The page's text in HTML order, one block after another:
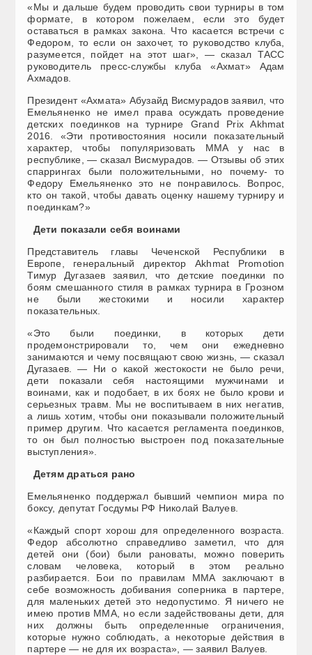
«Мы и дальше будем проводить свои турниры в том
формате, в котором пожелаем, если это будет
оставаться в рамках закона. Что касается встречи с
Федором, то если он захочет, то руководство клуба,
разумеется, пойдет на этот шаг», — сказал ТАСС
руководитель пресс-службы клуба «Ахмат» Адам
Ахмадов.
Президент «Ахмата» Абузайд Висмурадов заявил, что
Емельяненко не имел права осуждать проведение
детских поединков на турнире Grand Prix Akhmat
2016. «Эти противостояния носили показательный
характер, чтобы популяризовать ММА у нас в
республике, — сказал Висмурадов. — Отзывы об этих
спаррингах были положительными, но почему- то
Федору Емельяненко это не понравилось. Вопрос,
кто он такой, чтобы давать оценку нашему турниру и
поединкам?»
Дети показали себя воинами
Представитель главы Чеченской Республики в
Европе, генеральный директор Akhmat Promotion
Тимур Дугазаев заявил, что детские поединки по
боям смешанного стиля в рамках турнира в Грозном
не были жестокими и носили характер
показательных.
«Это были поединки, в которых дети
продемонстрировали то, чем они ежедневно
занимаются и чему посвящают свою жизнь, — сказал
Дугазаев. — Ни о какой жестокости не было речи,
дети показали себя настоящими мужчинами и
воинами, как и подобает, в их боях не было крови и
серьезных травм. Мы не воспитываем в них негатив,
а лишь хотим, чтобы они показывали положительный
пример другим. Что касается регламента поединков,
то он был полностью выстроен под показательные
выступления».
Детям драться рано
Емельяненко поддержал бывший чемпион мира по
боксу, депутат Госдумы РФ Николай Валуев.
«Каждый спорт хорош для определенного возраста.
Федор абсолютно справедливо заметил, что для
детей они (бои) были рановаты, можно поверить
словам человека, который в этом реально
разбирается. Бои по правилам ММА заключают в
себе возможность добивания соперника в партере,
для маленьких детей это недопустимо. Я ничего не
имею против ММА, но если задействованы дети, для
них должны быть определенные ограничения,
которые нужно соблюдать, а некоторые действия в
партере — не для их возраста», — заявил Валуев.